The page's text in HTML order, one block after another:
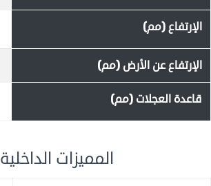
الإرتفاع (مم)
الإرتفاع عن الأرض (مم)
قاعدة العجلات (مم)
المميزات الداخلية